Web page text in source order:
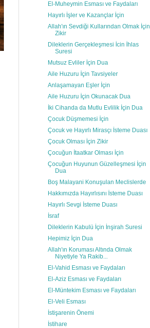
El-Muheymin Esması ve Faydaları
Hayırlı İşler ve Kazançlar İçin
Allah'ın Sevdiği Kullarından Olmak İçin
Zikir
Dileklerin Gerçekleşmesi İcin İhlas
Suresi
Mutsuz Evliler İçin Dua
Aile Huzuru İçin Tavsiyeler
Anlaşamayan Eşler İçin
Aile Huzuru İçin Okunacak Dua
İki Cihanda da Mutlu Evlilik İçin Dua
Çocuk Düşmemesi İçin
Çocuk ve Hayırlı Mirasçı İsteme Duası
Çocuk Olması İçin Zikir
Çocuğun İtaatkar Olması İçin
Çocuğun Huyunun Güzelleşmesi İçin
Dua
Boş Malayani Konuşulan Meclislerde
Hakkımızda Hayırlısını İsteme Duası
Hayırlı Sevgi İsteme Duası
İsraf
Dileklerin Kabulü İçin İnşirah Suresi
Hepimiz İçin Dua
Allah'ın Koruması Altında Olmak
Niyetiyle Ya Rakib...
El-Vahid Esması ve Faydaları
El-Aziz Esması ve Faydaları
El-Müntekim Esması ve Faydaları
El-Veli Esması
İstişarenin Önemi
İstihare